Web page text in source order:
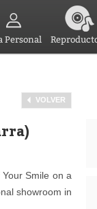
Personal
VOLVER
Smile on a
showroom in